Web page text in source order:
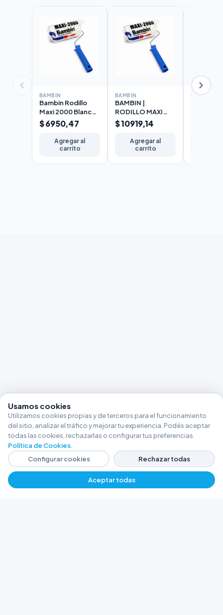
BAMBIN
Bambin Rodillo
Maxi 2000 Blanco
Lana
Seleccionada 10
$ 6950,47
Agregar al
carrito
BAMBIN
BAMBIN |
RODILLO MAXI
2000 BLANCO
(LANA
SELECCIONADA)
$ 10919,14
Agregar al
carrito
BAMBIN
$
$ 2426,48 + Agregar
Usamos cookies
Utilizamos cookies propias y de terceros para el funcionamiento
del sitio, analizar el tráfico y mejorar tu experiencia. Podés aceptar
todas las cookies, rechazarlas o configurar tus preferencias.
Política de Cookies
Configurar cookies
Rechazar todas
Aceptar todas